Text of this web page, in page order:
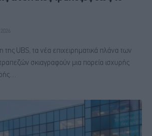
UBS, τα νέα επιχειρηματικά πλάνα των
σκιαγραφούν μια πορεία ισχυρής